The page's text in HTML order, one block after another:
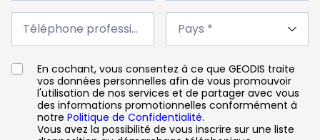
*
Téléphone
professionnel Téléphone professionnel *
Pays
En cochant, vous consentez à ce que GEODIS traite
vos données personnelles afin de vous promouvoir
l'utilisation de nos services et de partager avec vous
des informations promotionnelles conformément à
notre Politique de Confidentialité.
Vous avez la possibilité de vous inscrire sur une liste